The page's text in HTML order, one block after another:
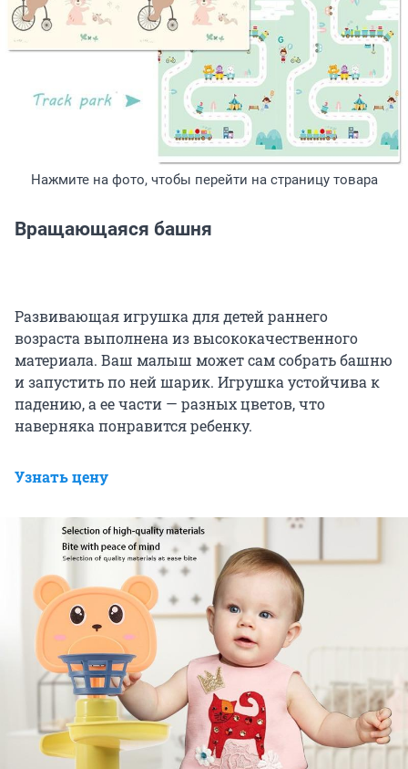
Нажмите на фото, чтобы перейти на страницу товара
Вращающаяся башня
Развивающая игрушка для детей раннего
возраста выполнена из высококачественного
материала. Ваш малыш может сам собрать башню
и запустить по ней шарик. Игрушка устойчива к
падению, а ее части — разных цветов, что
наверняка понравится ребенку.
Узнать цену